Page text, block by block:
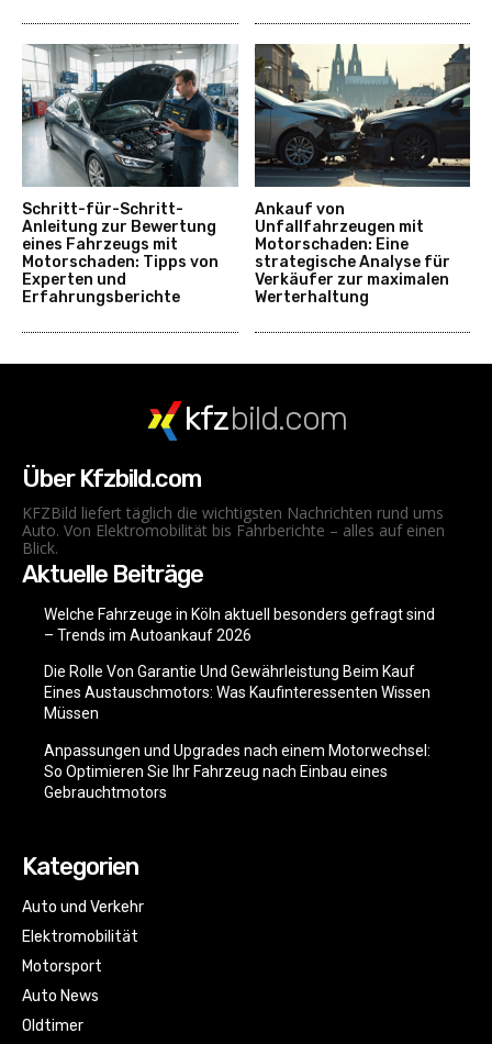
Schritt-für-Schritt-
Anleitung zur Bewertung
eines Fahrzeugs mit
Motorschaden: Tipps von
Experten und
Erfahrungsberichte
Ankauf von
Unfallfahrzeugen mit
Motorschaden: Eine
strategische Analyse für
Verkäufer zur maximalen
Werterhaltung
kfzbild.com
Über Kfzbild.com
KFZBild liefert täglich die wichtigsten Nachrichten rund ums
Auto. Von Elektromobilität bis Fahrberichte – alles auf einen
Blick.
Aktuelle Beiträge
Welche Fahrzeuge in Köln aktuell besonders gefragt sind
– Trends im Autoankauf 2026
Die Rolle Von Garantie Und Gewährleistung Beim Kauf
Eines Austauschmotors: Was Kaufinteressenten Wissen
Müssen
Anpassungen und Upgrades nach einem Motorwechsel:
So Optimieren Sie Ihr Fahrzeug nach Einbau eines
Gebrauchtmotors
Kategorien
Auto und Verkehr
Elektromobilität
Motorsport
Auto News
Oldtimer